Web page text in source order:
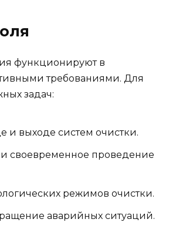
функционируют в
требованиями. Для
задач:
и выходе систем очистки.
своевременное проведение
режимов очистки.
аварийных ситуаций.